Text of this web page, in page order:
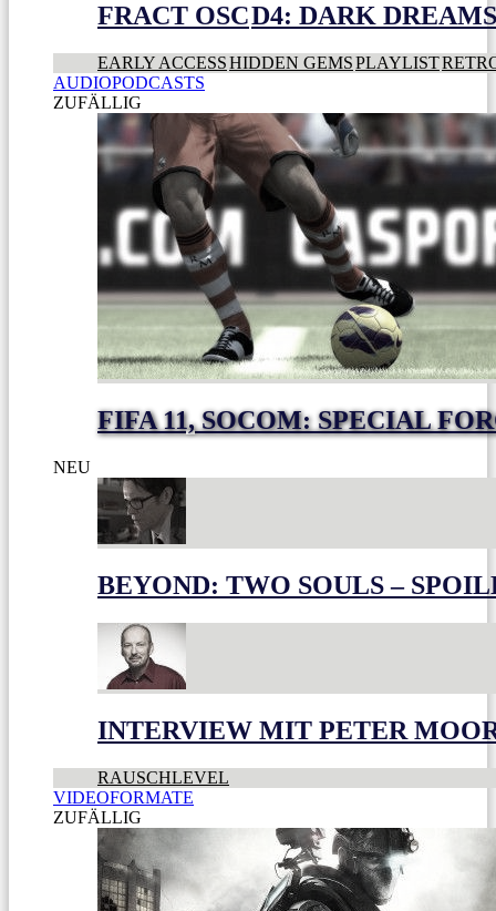
FRACT OSCD4: DARK
EARLY ACCESSHIDDEN GEMSPLAYLIST
AUDIOPODCASTS
ZUFÄLLIG
FIFA 11, SOCOM: SPECIAL
NEU
BEYOND: TWO SOULS –
INTERVIEW MIT PETER
RAUSCHLEVEL
VIDEOFORMATE
ZUFÄLLIG